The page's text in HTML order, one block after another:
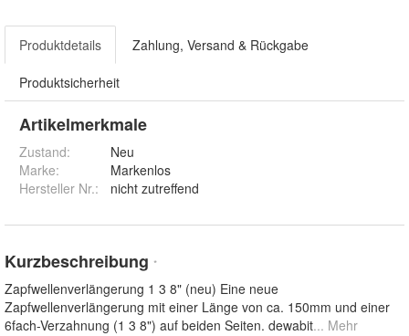
Produktdetails Zahlung, Versand & Rückgabe
Produktsicherheit
Artikelmerkmale
Zustand:
Neu
Marke:
Markenlos
Hersteller Nr.:
nicht zutreffend
Kurzbeschreibung *
Zapfwellenverlängerung 1 3 8" (neu) Eine neue
Zapfwellenverlängerung mit einer Länge von ca. 150mm und einer
6fach-Verzahnung (1 3 8") auf beiden Seiten. dewabit... Mehr